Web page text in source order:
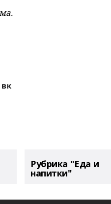
Рубрика "Еда и
напитки"